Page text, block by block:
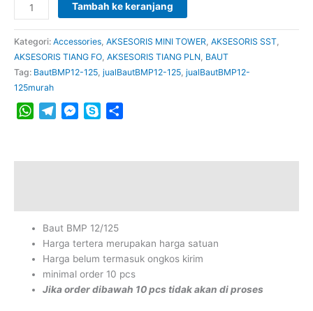
Tambah ke keranjang
Kategori: Accessories AKSESORIS MINI TOWER AKSESORIS SST
AKSESORIS TIANG FO AKSESORIS TIANG PLN BAUT
Tag: BautBMP12-125 jualBautBMP12-125 jualBautBMP12-
125murah
WhatsApp
TelegramMessenger
Skype
Baut BMP 12/125
Harga tertera merupakan harga satuan
Harga belum termasuk ongkos kirim
minimal order 10 pcs
Jika order dibawah 10 pcs tidak akan di proses